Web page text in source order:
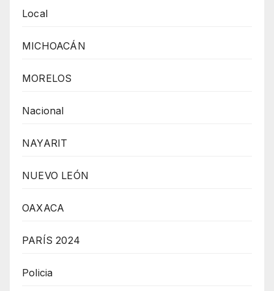
Local
MICHOACÁN
MORELOS
Nacional
NAYARIT
NUEVO LEÓN
OAXACA
PARÍS 2024
Policia